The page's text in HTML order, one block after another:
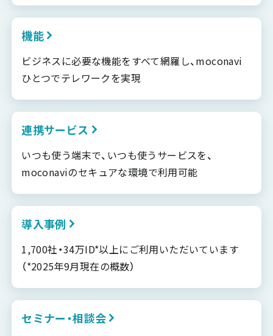
機能
ビジネスに必要な機能をすべて網羅し、moconavi
ひとつでテレワークを実現
連携サービス
いつも使う端末で、いつも使うサービスを、
moconaviのセキュアな環境で利用可能
導入事例
1,700社・34万ID*以上にご利用いただいています
（*2025年9月現在の概数）
セミナー・相談会